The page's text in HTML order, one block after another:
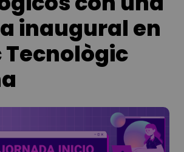
inaugural en
Tecnològic